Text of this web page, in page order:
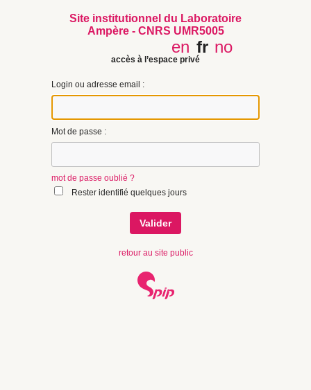
Site institutionnel du Laboratoire
Ampère - CNRS UMR5005
accès à l’espace privé
en fr no
Login ou adresse email :
Mot de passe :
mot de passe oublié ?
Rester identifié quelques jours
retour au site public